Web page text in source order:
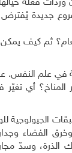
وردّات فعله
جديدة
ثم كيف
في علم النفس.
المناخ؟ أي
الجيولوجية
وخرق الفضاء
الذرة، وسدّ